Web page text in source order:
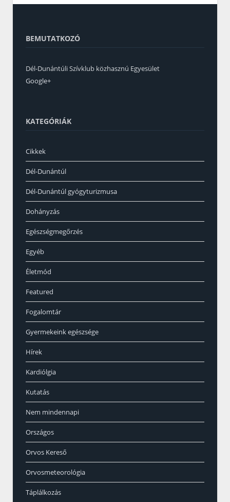
BEMUTATKOZÓ
Dél-Dunántúli Szívklub közhasznú Egyesület
Google+
KATEGÓRIÁK
Cikkek
Dél-Dunántúl
Dél-Dunántúl gyógyturizmusa
Dohányzás
Egészségmegőrzés
Egyéb
Életmód
Featured
Fogalomtár
Gyermekeink egészsége
Hírek
Kardiólgia
Kutatás
Nem mindennapi
Országos
Orvos Kereső
Orvosmeteorológia
Táplálkozás